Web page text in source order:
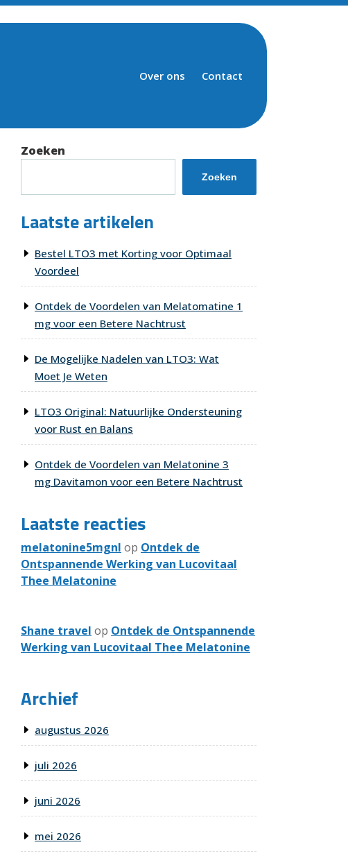
Over ons Contact
Zoeken
Zoeken
Laatste artikelen
Bestel LTO3 met Korting voor Optimaal
Voordeel
Ontdek de Voordelen van Melatomatine 1
mg voor een Betere Nachtrust
De Mogelijke Nadelen van LTO3: Wat
Moet Je Weten
LTO3 Original: Natuurlijke Ondersteuning
voor Rust en Balans
Ontdek de Voordelen van Melatonine 3
mg Davitamon voor een Betere Nachtrust
Laatste reacties
melatonine5mgnl op Ontdek de
Ontspannende Werking van Lucovitaal
Thee Melatonine
Shane travel op Ontdek de Ontspannende
Werking van Lucovitaal Thee Melatonine
Archief
augustus 2026
juli 2026
juni 2026
mei 2026